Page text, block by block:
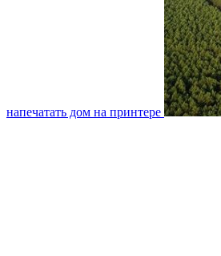
напечатать дом на принтере